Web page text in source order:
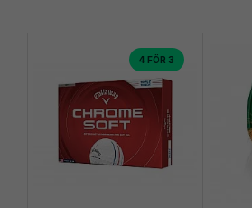
4 FÖR 3